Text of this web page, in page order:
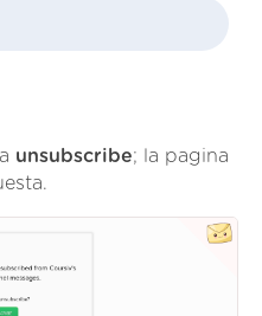
unsubscribe; la pagina